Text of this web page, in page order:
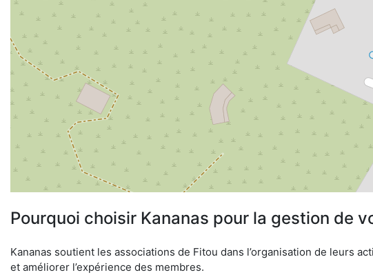
Pourquoi choisir Kananas pour la gestion de
Kananas soutient les associations de Fitou dans l’organisation de leurs
et améliorer l’expérience des membres.